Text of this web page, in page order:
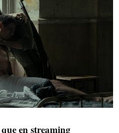
en streaming